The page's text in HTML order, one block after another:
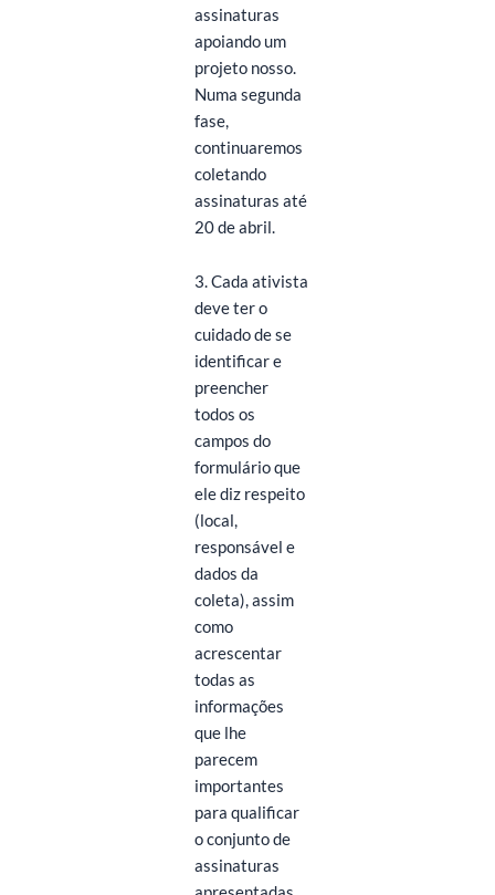
assinaturas
apoiando um
projeto nosso.
Numa segunda
fase,
continuaremos
coletando
assinaturas até
20 de abril.
3. Cada ativista
deve ter o
cuidado de se
identificar e
preencher
todos os
campos do
formulário que
ele diz respeito
(local,
responsável e
dados da
coleta), assim
como
acrescentar
todas as
informações
que lhe
parecem
importantes
para qualificar
o conjunto de
assinaturas